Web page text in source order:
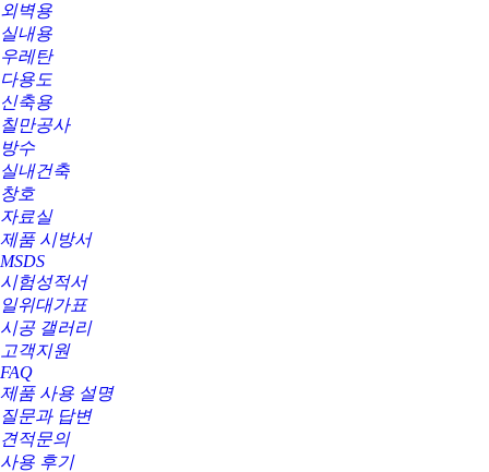
외벽용
실내용
우레탄
다용도
신축용
칠만공사
방수
실내건축
창호
자료실
제품 시방서
MSDS
시험성적서
일위대가표
시공 갤러리
고객지원
FAQ
제품 사용 설명
질문과 답변
견적문의
사용 후기